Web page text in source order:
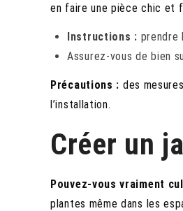
en faire une pièce chic et
Instructions : prendre
Assurez-vous de bien
Précautions : des
l’installation.
Créer un
Pouvez-vous vraiment
plantes même dans les